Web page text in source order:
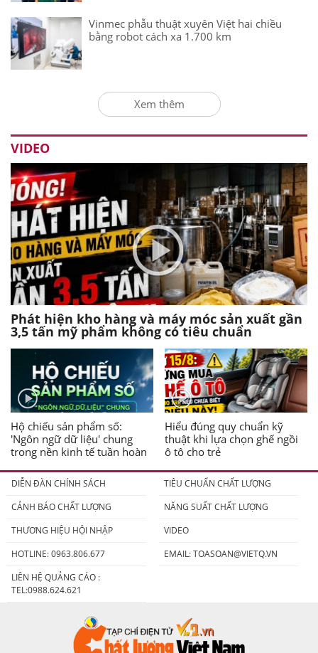
Vinmec phẫu thuật xuyên Việt hai chiều
bằng robot cách xa 1.700 km
Xem thêm
VIDEO
Phát hiện kho hàng và máy móc sản xuất gần
3,5 tấn mỹ phẩm không có tiêu chuẩn
Hộ chiếu sản phẩm số:
'Ngôn ngữ dữ liệu' chung
trong nền kinh tế tuần hoàn
Hiểu đúng quy chuẩn kỹ
thuật khi lựa chọn ghế ngồi
ô tô cho trẻ
DIỄN ĐÀN CHÍNH SÁCH
TIÊU CHUẨN CHẤT LƯỢNG
CẢNH BÁO CHẤT LƯỢNG
NĂNG SUẤT CHẤT LƯỢNG
THƯƠNG HIỆU HỘI NHẬP
VIDEO
HOTLINE: 0963.806.677
EMAIL:TOASOAN@VIETQ.VN
LIÊN HỆ QUẢNG CÁO :
TEL:0988.624.621